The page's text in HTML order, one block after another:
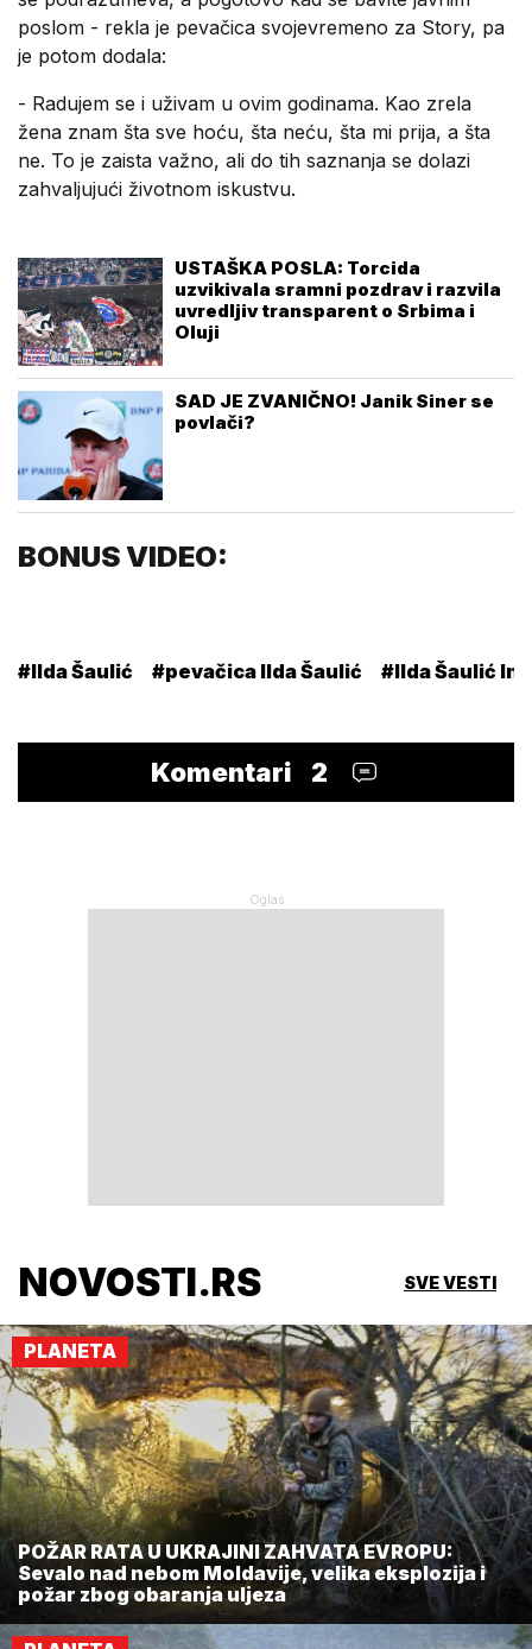
poslom - rekla je pevačica svojevremeno za Story, pa
je potom dodala:
- Radujem se i uživam u ovim godinama. Kao zrela
žena znam šta sve hoću, šta neću, šta mi prija, a šta
ne. To je zaista važno, ali do tih saznanja se dolazi
zahvaljujući životnom iskustvu.
USTAŠKA POSLA: Torcida
uzvikivala sramni pozdrav i razvila
uvredljiv transparent o Srbima i
Oluji
SAD JE ZVANIČNO! Janik Siner se
povlači?
BONUS VIDEO:
#Ilda Šaulić #pevačica Ilda Šaulić #Ilda Šaulić
Komentari 2
NOVOSTI.RS SVE VESTI
PLANETA
POŽAR RATA U UKRAJINI ZAHVATA EVROPU:
Sevalo nad nebom Moldavije, velika eksplozija i
požar zbog obaranja uljeza